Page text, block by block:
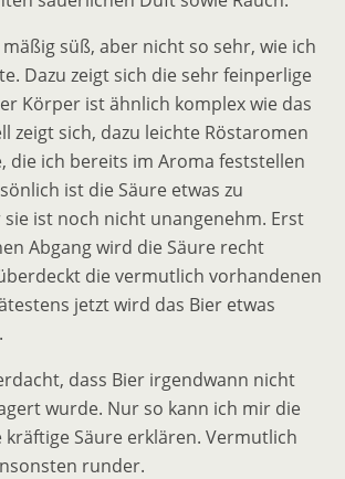
süß, aber nicht so sehr, wie ich
Dazu zeigt sich die sehr feinperlige
Körper ist ähnlich komplex wie das
zeigt sich, dazu leichte Röstaromen
die ich bereits im Aroma feststellen
ist die Säure etwas zu
ist noch nicht unangenehm. Erst
Abgang wird die Säure recht
die vermutlich vorhandenen
jetzt wird das Bier etwas
dass Bier irgendwann nicht
wurde. Nur so kann ich mir die
kräftige Säure erklären. Vermutlich
runder.